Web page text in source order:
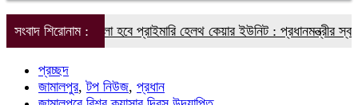
সংবাদ শিরোনাম :
গড়ে তোলা হবে প্রাইমারি হেলথ কেয়ার ইউনিট : প্রধানমন্ত্রীর স্বাস্থ্য
প্রচ্ছদ
জামালপুর,টপ নিউজ, প্রধান